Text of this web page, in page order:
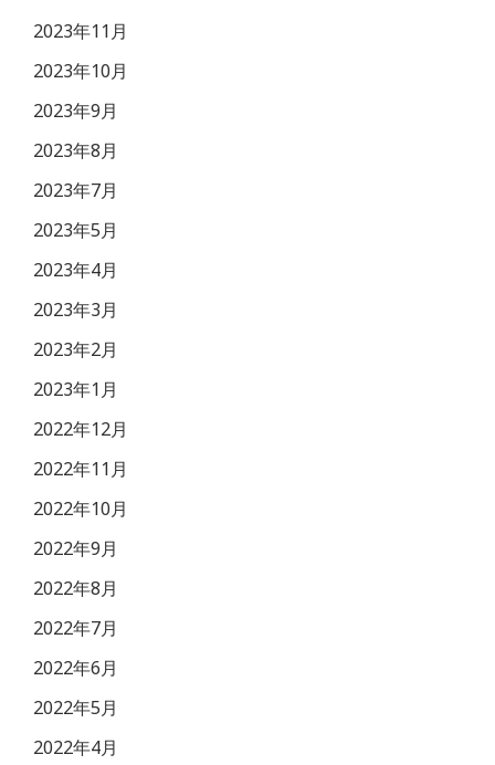
2023年11月
2023年10月
2023年9月
2023年8月
2023年7月
2023年5月
2023年4月
2023年3月
2023年2月
2023年1月
2022年12月
2022年11月
2022年10月
2022年9月
2022年8月
2022年7月
2022年6月
2022年5月
2022年4月